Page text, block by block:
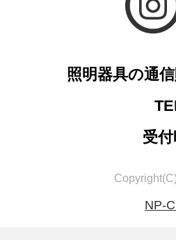
照明器具の通
受
NP-